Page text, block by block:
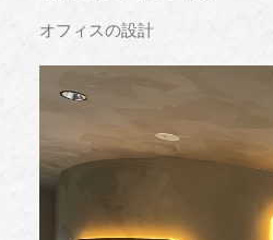
オフィスの設計